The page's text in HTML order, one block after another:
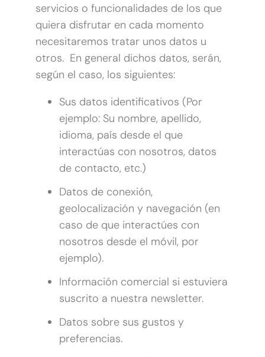
servicios o funcionalidades de los que
quiera disfrutar en cada momento
necesitaremos tratar unos datos u
otros. En general dichos datos, serán,
según el caso, los siguientes:
Sus datos identificativos (Por
ejemplo: Su nombre, apellido,
idioma, país desde el que
interactúas con nosotros, datos
de contacto, etc.)
Datos de conexión,
geolocalización y navegación (en
caso de que interactúes con
nosotros desde el móvil, por
ejemplo).
Información comercial si estuviera
suscrito a nuestra newsletter.
Datos sobre sus gustos y
preferencias.